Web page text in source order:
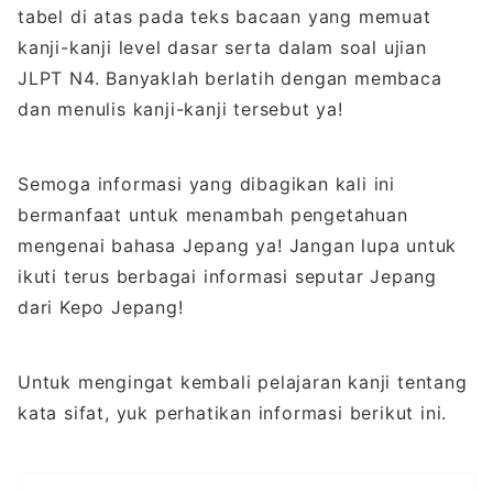
tabel di atas pada teks bacaan yang memuat
kanji-kanji level dasar serta dalam soal ujian
JLPT N4. Banyaklah berlatih dengan membaca
dan menulis kanji-kanji tersebut ya!
Semoga informasi yang dibagikan kali ini
bermanfaat untuk menambah pengetahuan
mengenai bahasa Jepang ya! Jangan lupa untuk
ikuti terus berbagai informasi seputar Jepang
dari Kepo Jepang!
Untuk mengingat kembali pelajaran kanji tentang
kata sifat, yuk perhatikan informasi berikut ini.